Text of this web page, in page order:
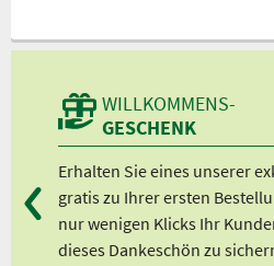
WILLKOMMENS-
GESCHENK
Erhalten Sie eines unserer
gratis zu Ihrer ersten
nur wenigen Klicks Ihr
dieses Dankeschön zu